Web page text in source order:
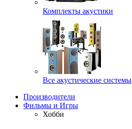
Комплекты акустики
Все акустические системы
Производители
Фильмы и Игры
Хобби